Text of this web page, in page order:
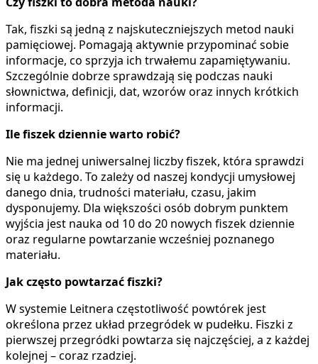
Tak, fiszki są jedną z najskuteczniejszych metod nauki
pamięciowej. Pomagają aktywnie przypominać sobie
informacje, co sprzyja ich trwałemu zapamiętywaniu.
Szczególnie dobrze sprawdzają się podczas nauki
słownictwa, definicji, dat, wzorów oraz innych krótkich
informacji.
Ile fiszek dziennie warto robić?
Nie ma jednej uniwersalnej liczby fiszek, która sprawdzi
się u każdego. To zależy od naszej kondycji umysłowej
danego dnia, trudności materiału, czasu, jakim
dysponujemy. Dla większości osób dobrym punktem
wyjścia jest nauka od 10 do 20 nowych fiszek dziennie
oraz regularne powtarzanie wcześniej poznanego
materiału.
Jak często powtarzać fiszki?
W systemie Leitnera częstotliwość powtórek jest
określona przez układ przegródek w pudełku. Fiszki z
pierwszej przegródki powtarza się najczęściej, a z każdej
kolejnej – coraz rzadziej.